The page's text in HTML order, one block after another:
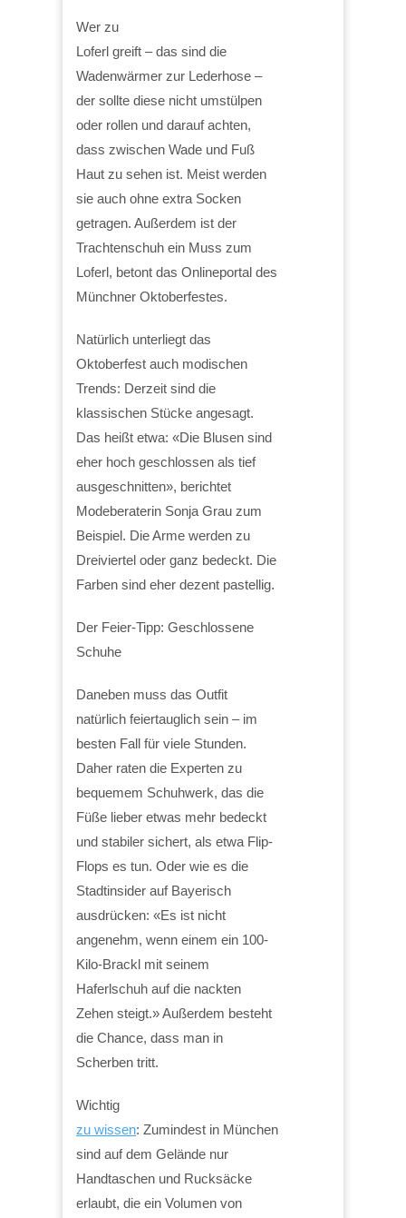
Wer zu
Loferl greift – das sind die
Wadenwärmer zur Lederhose –
der sollte diese nicht umstülpen
oder rollen und darauf achten,
dass zwischen Wade und Fuß
Haut zu sehen ist. Meist werden
sie auch ohne extra Socken
getragen. Außerdem ist der
Trachtenschuh ein Muss zum
Loferl, betont das Onlineportal des
Münchner Oktoberfestes.
Natürlich unterliegt das
Oktoberfest auch modischen
Trends: Derzeit sind die
klassischen Stücke angesagt.
Das heißt etwa: «Die Blusen sind
eher hoch geschlossen als tief
ausgeschnitten», berichtet
Modeberaterin Sonja Grau zum
Beispiel. Die Arme werden zu
Dreiviertel oder ganz bedeckt. Die
Farben sind eher dezent pastellig.
Der Feier-Tipp: Geschlossene
Schuhe
Daneben muss das Outfit
natürlich feiertauglich sein – im
besten Fall für viele Stunden.
Daher raten die Experten zu
bequemem Schuhwerk, das die
Füße lieber etwas mehr bedeckt
und stabiler sichert, als etwa Flip-
Flops es tun. Oder wie es die
Stadtinsider auf Bayerisch
ausdrücken: «Es ist nicht
angenehm, wenn einem ein 100-
Kilo-Brackl mit seinem
Haferlschuh auf die nackten
Zehen steigt.» Außerdem besteht
die Chance, dass man in
Scherben tritt.
Wichtig
zu wissen: Zumindest in München
sind auf dem Gelände nur
Handtaschen und Rucksäcke
erlaubt, die ein Volumen von